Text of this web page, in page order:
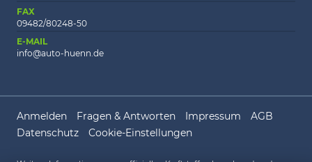
FAX
09482/80248-50
E-MAIL
info@auto-huenn.de
Anmelden Fragen & Antworten Impressum
AGB
Datenschutz
Cookie-Einstellungen